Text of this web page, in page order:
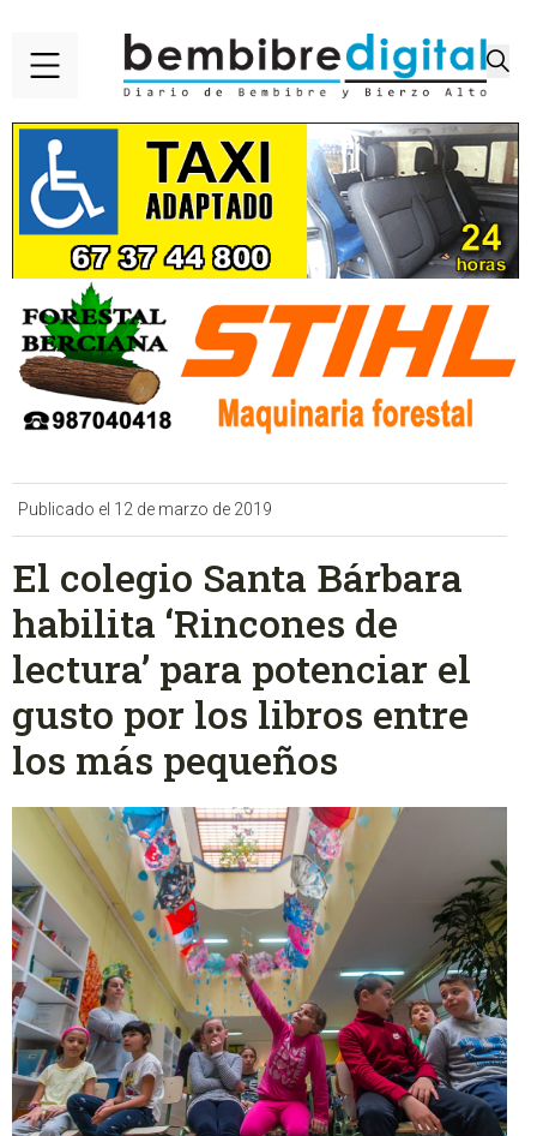
Publicado el 12 de marzo de 2019
El colegio Santa Bárbara
habilita ‘Rincones de
lectura’ para potenciar el
gusto por los libros entre
los más pequeños